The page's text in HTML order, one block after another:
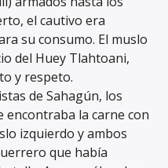
el cautivo era
su consumo. El muslo
del Huey Tlahtoani,
y respeto.
de Sahagún, los
encontraba la carne con
izquierdo y ambos
que había